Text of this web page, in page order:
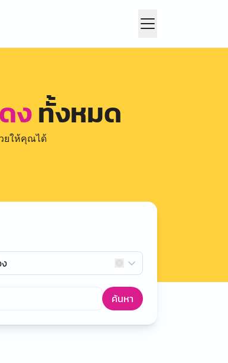
งทั้งหมด
ยให้คุณได้
ค้นหา